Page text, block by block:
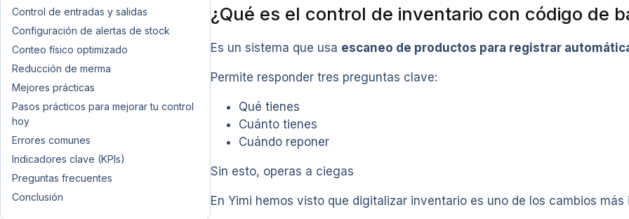
Control de entradas y salidas
Configuración de alertas de stock
Conteo físico optimizado
Reducción de merma
Mejores prácticas
Pasos prácticos para mejorar tu control
hoy
Errores comunes
Indicadores clave (KPIs)
Preguntas frecuentes
Conclusión
¿Qué es el control de inventario con código de
Es un sistema que usa escaneo de productos para registrar
Permite responder tres preguntas clave:
Qué tienes
Cuánto tienes
Cuándo reponer
Sin esto, operas a ciegas
En Yimi hemos visto que digitalizar inventario es uno de los cambios